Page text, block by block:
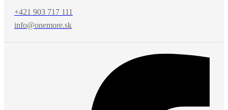
+421 903 717 111
info@onemore.sk